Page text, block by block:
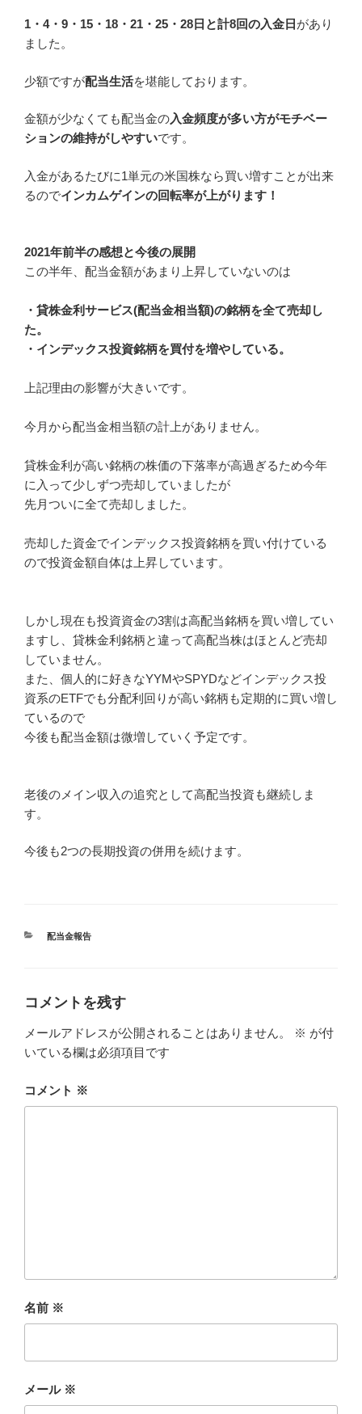
1・4・9・15・18・21・25・28日と計8回の入金日 があり
ました。
少額ですが配当生活を堪能しております。
金額が少なくても配当金の入金頻度が多い方がモチベー
ションの維持がしやすいです。
入金があるたびに1単元の米国株なら買い増すことが出来
るのでインカムゲインの回転率が上がります！
2021年前半の感想と今後の展開
この半年、配当金額があまり上昇していないのは
・貸株金利サービス(配当金相当額)の銘柄を全て売却し
た。
・インデックス投資銘柄を買付を増やしている。
上記理由の影響が大きいです。
今月から配当金相当額の計上がありません。
貸株金利が高い銘柄の株価の下落率が高過ぎるため今年
に入って少しずつ売却していましたが
先月ついに全て売却しました。
売却した資金でインデックス投資銘柄を買い付けている
ので投資金額自体は上昇しています。
しかし現在も投資資金の3割は高配当銘柄を買い増してい
ますし、貸株金利銘柄と違って高配当株はほとんど売却
していません。
また、個人的に好きなYYMやSPYDなどインデックス投
資系のETFでも分配利回りが高い銘柄も定期的に買い増し
ているので
今後も配当金額は微増していく予定です。
老後のメイン収入の追究として高配当投資も継続しま
す。
今後も2つの長期投資の併用を続けます。
カ
配当金報告
コメントを残す
メールアドレスが公開されることはありません。 ※ が付
いている欄は必須項目です
コメント ※
名前 ※
メール ※